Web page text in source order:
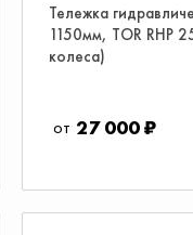
Тележка
1150мм, TOR RHP
колеса)
27 000 ₽